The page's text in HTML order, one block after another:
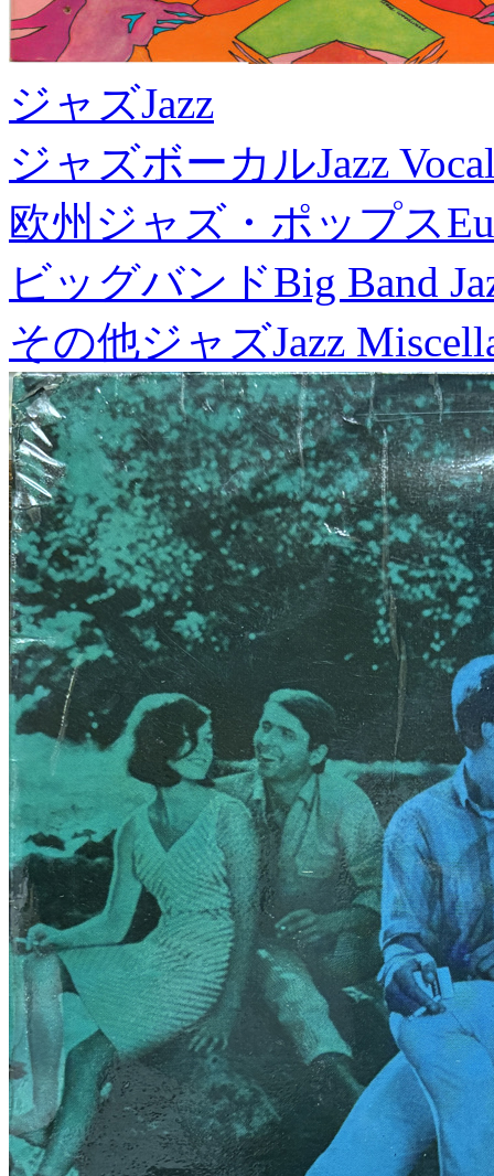
ジャズJazz
ジャズボーカルJazz
欧州ジャズ・ポップス
ビッグバンドBig Band
その他ジャズJazz